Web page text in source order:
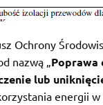
Ochrony
nazwą „ Poprawa
lub
energii